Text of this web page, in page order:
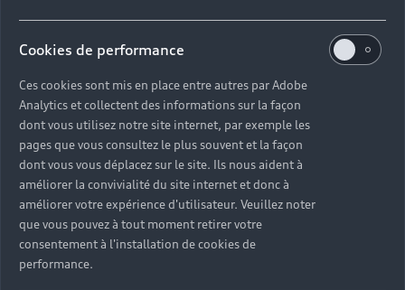
Cookies de performance
Ces cookies sont mis en place entre autres par Adobe
Analytics et collectent des informations sur la façon
dont vous utilisez notre site internet, par exemple les
pages que vous consultez le plus souvent et la façon
dont vous vous déplacez sur le site. Ils nous aident à
améliorer la convivialité du site internet et donc à
améliorer votre expérience d'utilisateur. Veuillez noter
que vous pouvez à tout moment retirer votre
consentement à l'installation de cookies de
performance.